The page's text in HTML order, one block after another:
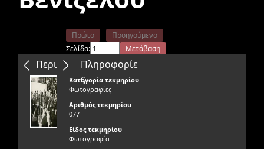
Περιεχόμενα
Πρώτο
Προηγούμενο
Σελίδα:
Μετάβαση
Επόμενο
Τελευταίο
Πληροφορίε
ς
Κατηγορία τεκμηρίου
Φωτογραφίες
Αριθμός τεκμηρίου
077
Είδος τεκμηρίου
Φωτογραφία